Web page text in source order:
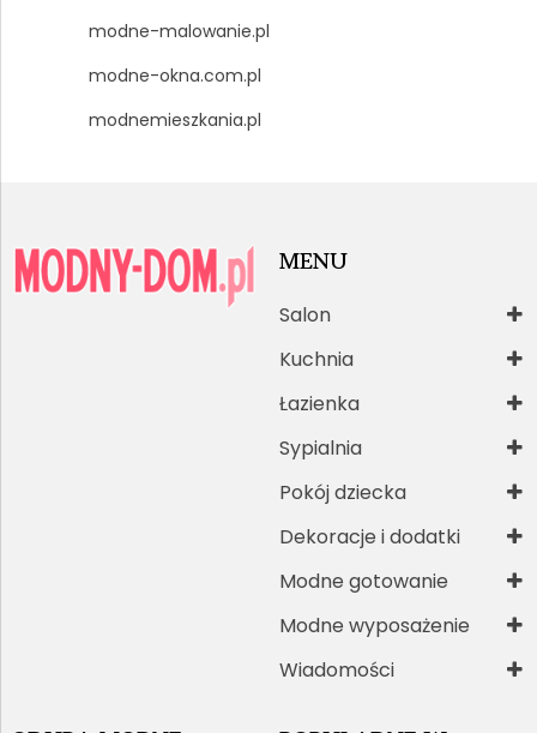
modne-malowanie.pl
modne-okna.com.pl
modnemieszkania.pl
MENU
Salon
Kuchnia
Łazienka
Sypialnia
Pokój dziecka
Dekoracje i dodatki
Modne gotowanie
Modne wyposażenie
Wiadomości